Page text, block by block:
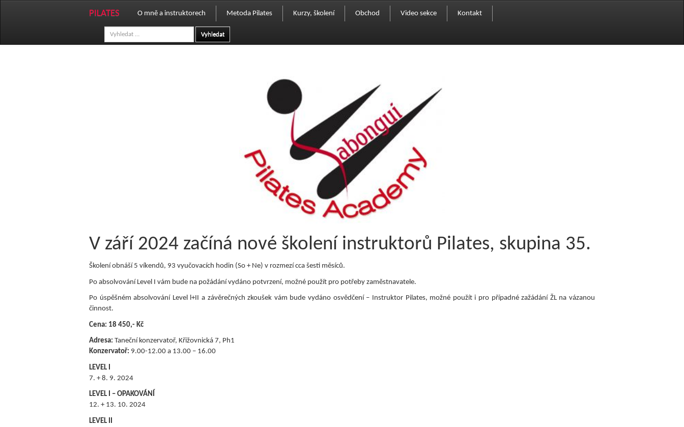
PILATES O mně a instruktorech Metoda Pilates Kurzy, školení
Kurzy pro veřejnost
Ceník
Obchod Video sekce Kontakt
Vyhledat
V září 2024 začíná nové školení instruktorů Pilates, skupina 35.
Školení obnáší 5 víkendů, 93 vyučovacích hodin (So + Ne) v rozmezí cca šesti měsíců.
Po absolvování Level I vám bude na požádání vydáno potvrzení, možné použít pro potřeby zaměstnavatele.
Po úspěšném absolvování Level l+II a závěrečných zkoušek vám bude vydáno osvědčení – Instruktor Pilates, možné použít i pro případné zažádání ŽL na vázanou
činnost.
Cena: 18 450,- Kč
Adresa: Taneční konzervatoř, Křižovnická 7, Ph1
Konzervatoř: 9.00-12.00 a 13.00 – 16.00
LEVEL I
7. + 8. 9. 2024
LEVEL I – OPAKOVÁNÍ
12. + 13. 10. 2024
LEVEL II